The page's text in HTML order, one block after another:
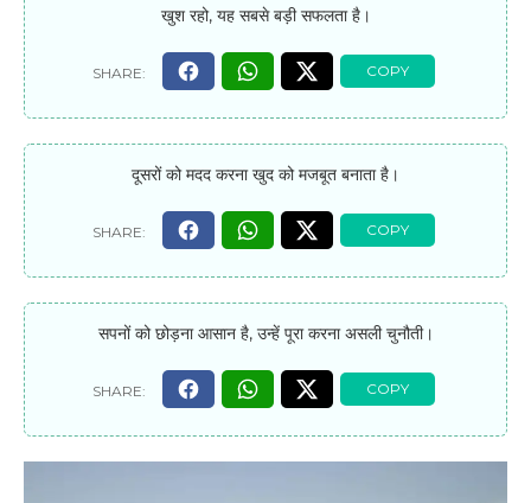
खुश रहो, यह सबसे बड़ी सफलता है।
दूसरों को मदद करना खुद को मजबूत बनाता है।
सपनों को छोड़ना आसान है, उन्हें पूरा करना असली चुनौती।